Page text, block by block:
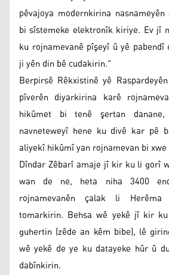
pêvajoya modernkirina
bi sîstemeke elektronîk kiriye. Ev jî
ku rojnamevanê pîşeyî û yê
ji yên din bê cudakirin."
Berpirsê Rêkxistinê yê
pîverên diyarkirina karê
hikûmet bi tenê şertan
navneteweyî hene ku divê kar pê
aliyekî hikûmî yan rojnamevan bi
Dîndar Zêbarî amaje jî kir ku li gorî
wan de ne, heta niha 3400
rojnamevanên çalak li Herêma
tomarkirin. Behsa wê yekê jî kir
guhertin (zêde an kêm bibe), lê
wê yekê de ye ku datayeke hûr û
dabînkirin.